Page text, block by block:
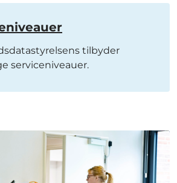
tilbyder
serviceniveauer.